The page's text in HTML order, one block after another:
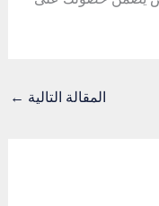
المقالة التالية ←